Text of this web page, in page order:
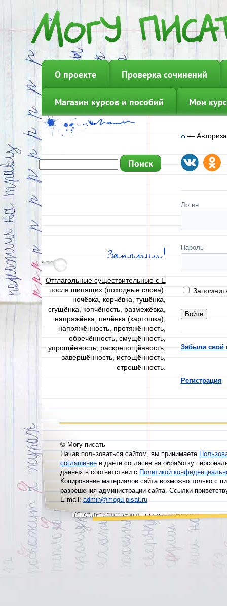
О проекте Проверка сочинений
Магазин курсов и пособий Мои
Запомни!
Отглагольные существительные с Ё
после шипящих (походные слова):
ночёвка, корчёвка, тушёнка,
сгущёнка, копчёность, размежёвка,
напряжёнка, печёнка (картошка),
напряжённость, протяжённость,
обречённость, смущённость,
упрощённость, раскрепощённость,
завершённость, истощённость,
отрешённость.
—
Логин
Пароль
Забыли свой
Регистрация
© Могу писать
Начав пользоваться сайтом, вы принимаете
соглашениеи даёте согласие на обработку
данных в соответствии сПолитикой
Копирование материалов сайта возможно только с
разрешения администрации сайта. Ссылки
E-mail:admin@mogu-pisat.ru